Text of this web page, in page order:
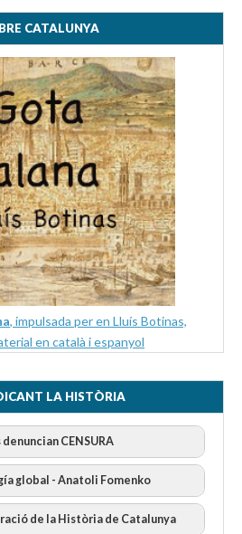
CATALUNYA
, impulsada per en Lluís Botinas,
en català i espanyol
LA HISTÒRIA
CENSURA
al “Gobierno Español” per la
global - Anatoli Fomenko
de la Història de Catalunya